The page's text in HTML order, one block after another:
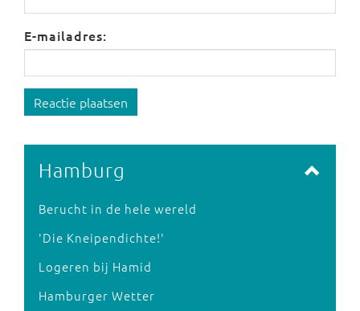
E-mailadres:
Reactie plaatsen
Hamburg
Berucht in de hele wereld
'Die Kneipendichte!'
Logeren bij Hamid
Hamburger Wetter